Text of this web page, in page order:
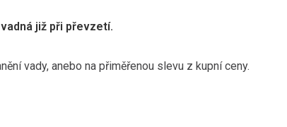
již při převzetí.
vady, anebo na přiměřenou slevu z kupní ceny.